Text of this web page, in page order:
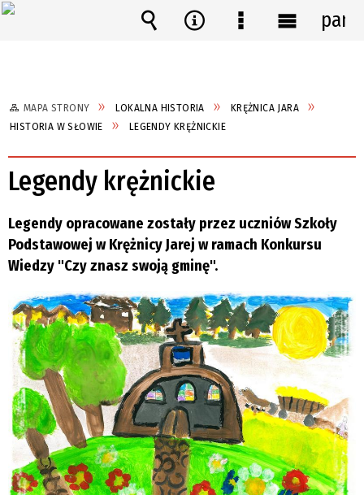
MAPA STRONY LOKALNA HISTORIA
KRĘŻNICA JARA
HISTORIA W SŁOWIE
LEGENDY KRĘŻNICKIE
Legendy krężnickie
Legendy opracowane zostały przez uczniów Szkoły
Podstawowej w Krężnicy Jarej w ramach Konkursu
Wiedzy "Czy znasz swoją gminę".